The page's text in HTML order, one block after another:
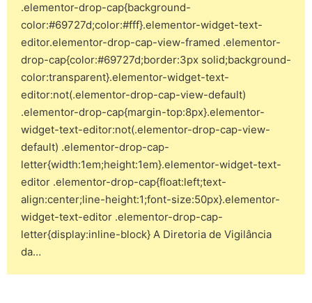
.elementor-drop-cap{background-
color:#69727d;color:#fff}.elementor-widget-text-
editor.elementor-drop-cap-view-framed .elementor-
drop-cap{color:#69727d;border:3px solid;background-
color:transparent}.elementor-widget-text-
editor:not(.elementor-drop-cap-view-default)
.elementor-drop-cap{margin-top:8px}.elementor-
widget-text-editor:not(.elementor-drop-cap-view-
default) .elementor-drop-cap-
letter{width:1em;height:1em}.elementor-widget-text-
editor .elementor-drop-cap{float:left;text-
align:center;line-height:1;font-size:50px}.elementor-
widget-text-editor .elementor-drop-cap-
letter{display:inline-block} A Diretoria de Vigilância
da…